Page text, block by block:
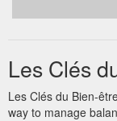
Les Clés
Les Clés du Bien-
way to manage